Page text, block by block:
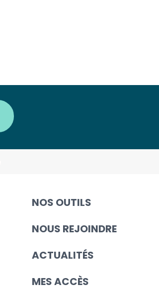
NOS OUTILS
NOUS REJOINDRE
ACTUALITÉS
MES ACCÈS